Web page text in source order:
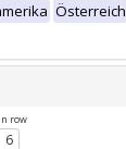
Österreich
row
6